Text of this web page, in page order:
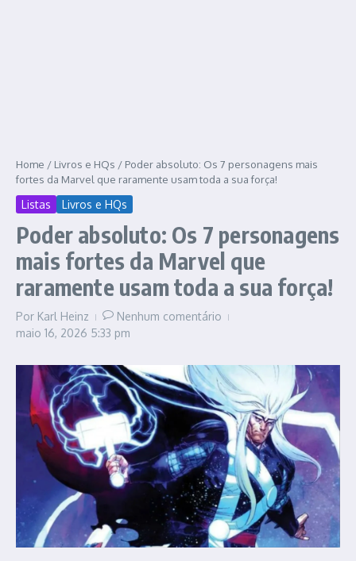
Home / Livros e HQs / Poder absoluto: Os 7 personagens mais
fortes da Marvel que raramente usam toda a sua força!
Listas Livros e HQs
Poder absoluto: Os 7 personagens
mais fortes da Marvel que
raramente usam toda a sua força!
Por Karl Heinz
Nenhum comentário
maio 16, 2026 5:33 pm